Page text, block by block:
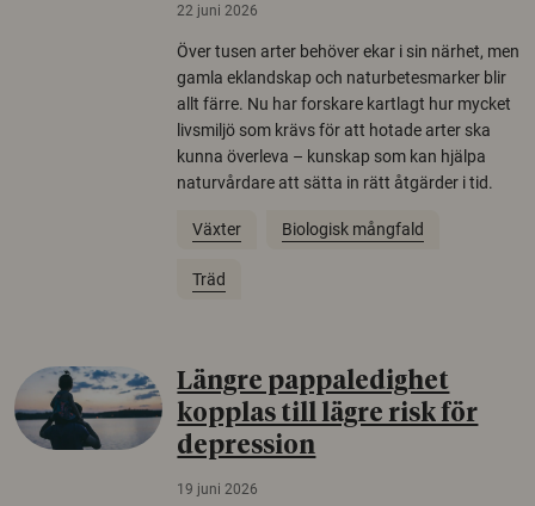
22 juni 2026
Över tusen arter behöver ekar i sin närhet, men
gamla eklandskap och naturbetesmarker blir
allt färre. Nu har forskare kartlagt hur mycket
livsmiljö som krävs för att hotade arter ska
kunna överleva – kunskap som kan hjälpa
naturvårdare att sätta in rätt åtgärder i tid.
Växter Biologisk mångfald
Träd
Längre pappaledighet
kopplas till lägre risk för
depression
19 juni 2026